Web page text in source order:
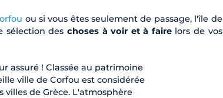
ou si vous êtes seulement de passage, l'île de
sélection deschoses à voir et à fairelors de vos
assuré ! Classée au patrimoine
ville de Corfou est considérée
villes de Grèce. L'atmosphère